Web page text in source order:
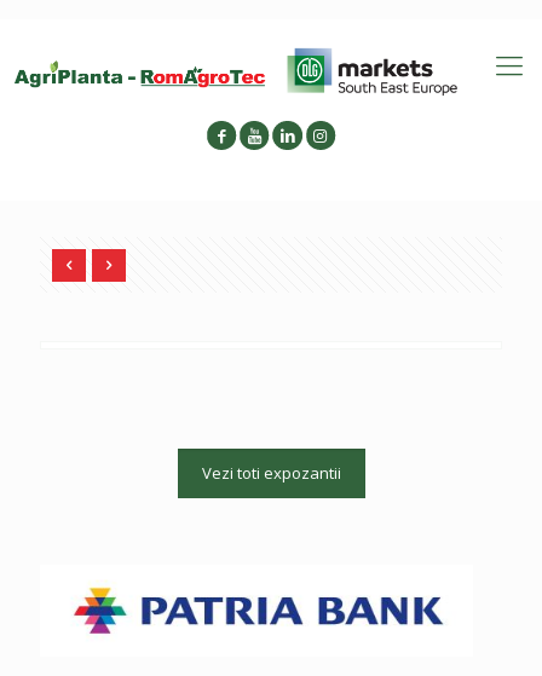
Vezi toti expozantii